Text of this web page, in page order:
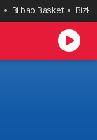
Bilbao Basket